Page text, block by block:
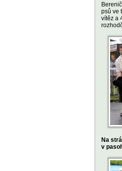
psů ve
vítěz a
Na
v